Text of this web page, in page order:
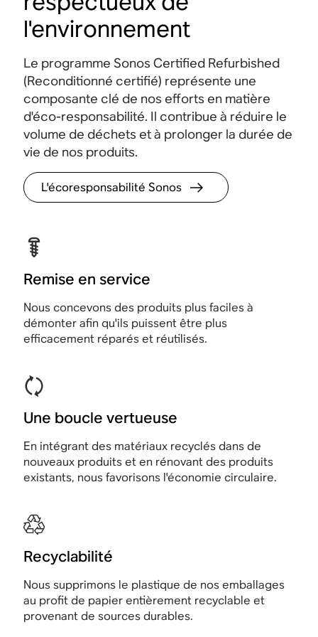
Apple AirPlay 2
Commandes
tactiles
l'environnement
Le programme Sonos Certified Refurbished
(Reconditionné certifié) représente une
composante clé de nos efforts en matière
d'éco-responsabilité. Il contribue à réduire le
volume de déchets et à prolonger la durée de
vie de nos produits.
L'écoresponsabilité Sonos
Remise en service
Nous concevons des produits plus faciles à
démonter afin qu'ils puissent être plus
efficacement réparés et réutilisés.
Une boucle vertueuse
En intégrant des matériaux recyclés dans de
nouveaux produits et en rénovant des produits
existants, nous favorisons l'économie circulaire.
Recyclabilité
Nous supprimons le plastique de nos emballages
au profit de papier entièrement recyclable et
provenant de sources durables.